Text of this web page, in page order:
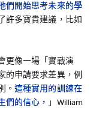
們開始思考未來的學
許多寶貴建議，比如
更像一場「實戰演
的申請要求差異，例
。 這種實用的訓練在
們的信心， 」William